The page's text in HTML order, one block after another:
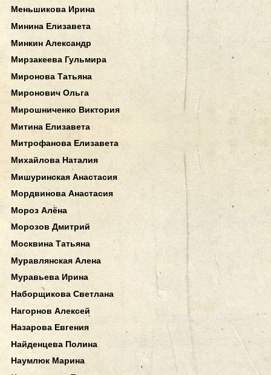
Меньшикова Ирина
Минина Елизавета
Минкин Александр
Мирзакеева Гульмира
Миронова Татьяна
Миронович Ольга
Мирошниченко Виктория
Митина Елизавета
Митрофанова Елизавета
Михайлова Наталия
Мишуринская Анастасия
Мордвинова Анастасия
Мороз Алёна
Морозов Дмитрий
Москвина Татьяна
Муравлянская Алена
Муравьева Ирина
Наборщикова Светлана
Нагорнов Алексей
Назарова Евгения
Найденцева Полина
Наумлюк Марина